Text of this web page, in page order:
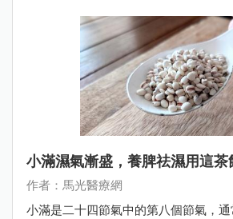
小滿濕氣漸盛，養脾祛濕用這茶
作者：馬光醫療網
小滿是二十四節氣中的第八個節氣，